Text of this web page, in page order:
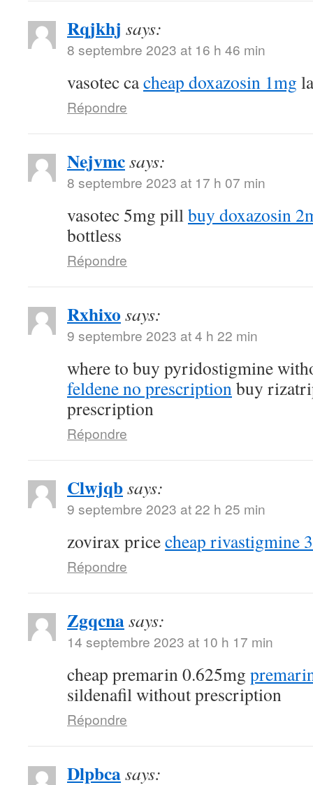
Rqjkhj says:
8 septembre 2023 at 16 h 46 min
vasotec cacheap doxazosin 1mg
Répondre
Nejvmcsays:
8 septembre 2023 at 17 h 07 min
vasotec 5mg pillbuy doxazosin
bottless
Répondre
Rxhixo says:
9 septembre 2023 at 4 h 22 min
where to buy pyridostigmine
feldene no prescriptionbuy
prescription
Répondre
Clwjqbsays:
9 septembre 2023 at 22 h 25 min
zovirax pricecheap rivastigmine
Répondre
Zgqcnasays:
14 septembre 2023 at 10 h 17 min
cheap premarin 0.625mg
sildenafil without prescription
Répondre
Dlpbcasays: